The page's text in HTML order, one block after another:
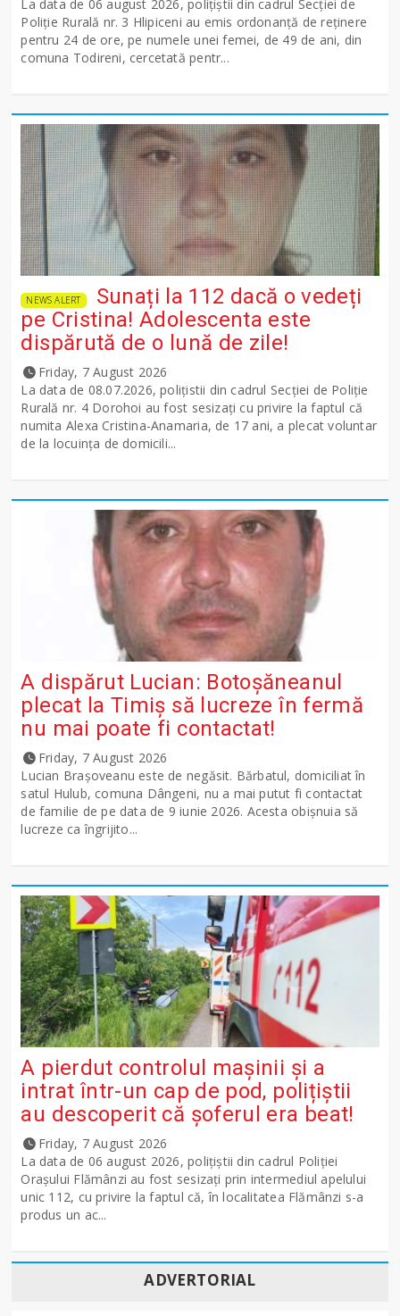
La data de 06 august 2026, polițiștii din cadrul Secției de
Poliție Rurală nr. 3 Hlipiceni au emis ordonanță de reținere
pentru 24 de ore, pe numele unei femei, de 49 de ani, din
comuna Todireni, cercetată pentr...
NEWS ALERT
Sunați la 112 dacă o vedeți
pe Cristina! Adolescenta este
dispărută de o lună de zile!
Friday, 7 August 2026
La data de 08.07.2026, polițistii din cadrul Secției de Poliție
Rurală nr. 4 Dorohoi au fost sesizați cu privire la faptul că
numita Alexa Cristina-Anamaria, de 17 ani, a plecat voluntar
de la locuința de domicili...
A dispărut Lucian: Botoșăneanul
plecat la Timiș să lucreze în fermă
nu mai poate fi contactat!
Friday, 7 August 2026
Lucian Brașoveanu este de negăsit. Bărbatul, domiciliat în
satul Hulub, comuna Dângeni, nu a mai putut fi contactat
de familie de pe data de 9 iunie 2026. Acesta obișnuia să
lucreze ca îngrijito...
A pierdut controlul mașinii și a
intrat într-un cap de pod, polițiștii
au descoperit că șoferul era beat!
Friday, 7 August 2026
La data de 06 august 2026, polițiștii din cadrul Poliției
Orașului Flămânzi au fost sesizați prin intermediul apelului
unic 112, cu privire la faptul că, în localitatea Flămânzi s-a
produs un ac...
ADVERTORIAL